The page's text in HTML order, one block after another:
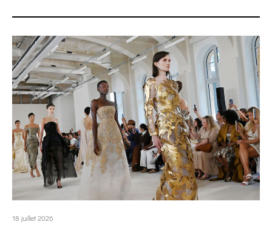
18 juillet 2026